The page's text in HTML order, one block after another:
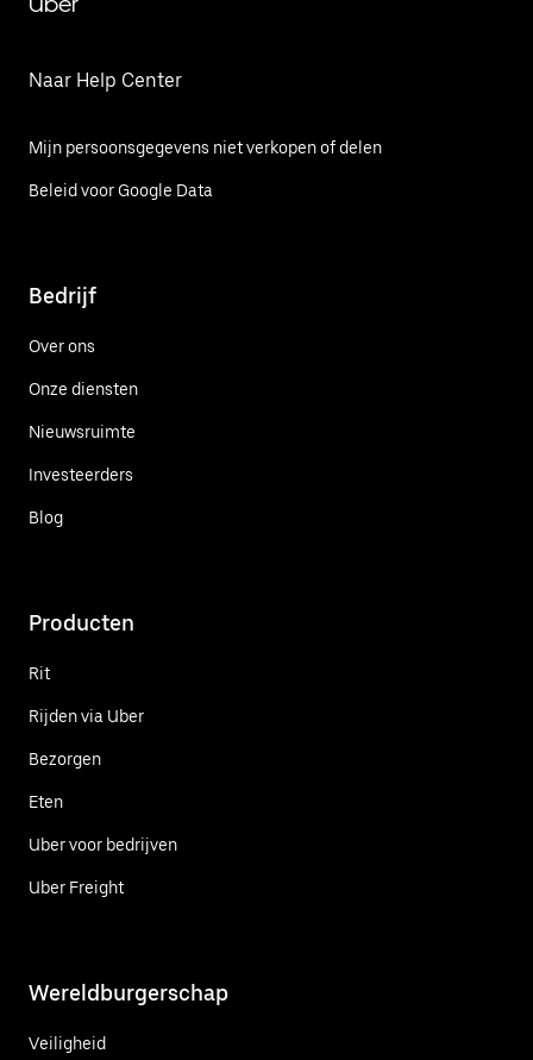
Naar Help Center
Mijn persoonsgegevens niet verkopen of delen
Beleid voor Google Data
Bedrijf
Over ons
Onze diensten
Nieuwsruimte
Investeerders
Blog
Producten
Rit
Rijden via Uber
Bezorgen
Eten
Uber voor bedrijven
Uber Freight
Wereldburgerschap
Veiligheid